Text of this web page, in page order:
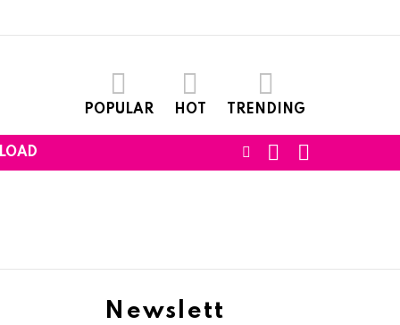
POPULAR HOT TRENDING
FOLLOWSEARCH
Newslett